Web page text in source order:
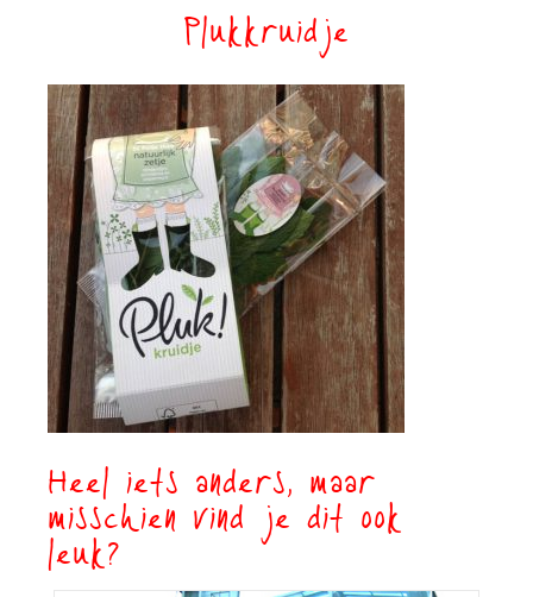
Plukkruidje
Heel iets anders, maar
misschien vind je dit ook
leuk?